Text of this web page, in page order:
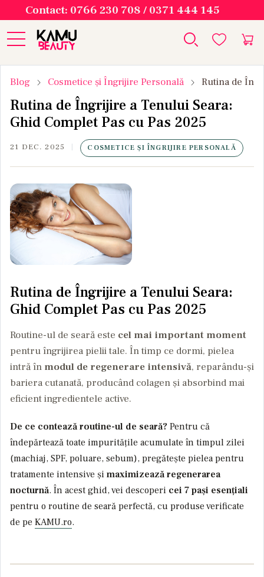
Contact: 0766 230 708 / 0371 444 145
Blog Cosmetice și Îngrijire Personală Rutina de
Rutina de Îngrijire a Tenului Seara:
Ghid Complet Pas cu Pas 2025
21 DEC. 2025 COSMETICE ȘI ÎNGRIJIRE PERSONALĂ
Rutina de Îngrijire a Tenului Seara:
Ghid Complet Pas cu Pas 2025
Routine-ul de seară este cel mai important moment
pentru îngrijirea pielii tale. În timp ce dormi, pielea
intră în modul de regenerare intensivă, reparându-și
bariera cutanată, producând colagen și absorbind mai
eficient ingredientele active.
De ce contează routine-ul de seară? Pentru că
îndepărtează toate impuritățile acumulate în timpul zilei
(machiaj, SPF, poluare, sebum), pregătește pielea pentru
tratamente intensive și maximizează regenerarea
nocturnă. În acest ghid, vei descoperi cei 7 pași esențiali
pentru o routine de seară perfectă, cu produse verificate
de pe KAMU.ro.